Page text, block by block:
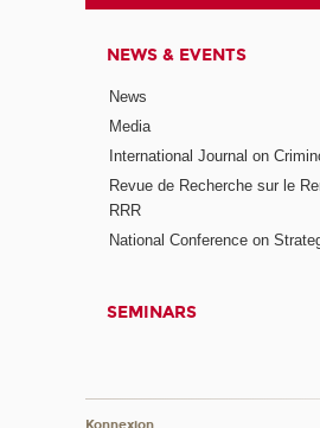
NEWS & EVENTS
News
Media
International Journal on
Revue de Recherche sur le
RRR
National Conference on
SEMINARS
Konnexion